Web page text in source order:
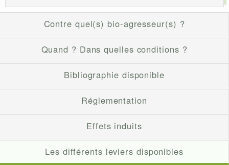
Contre quel(s) bio-agresseur(s) ?
Quand ? Dans quelles conditions ?
Bibliographie disponible
Réglementation
Effets induits
Les différents leviers disponibles